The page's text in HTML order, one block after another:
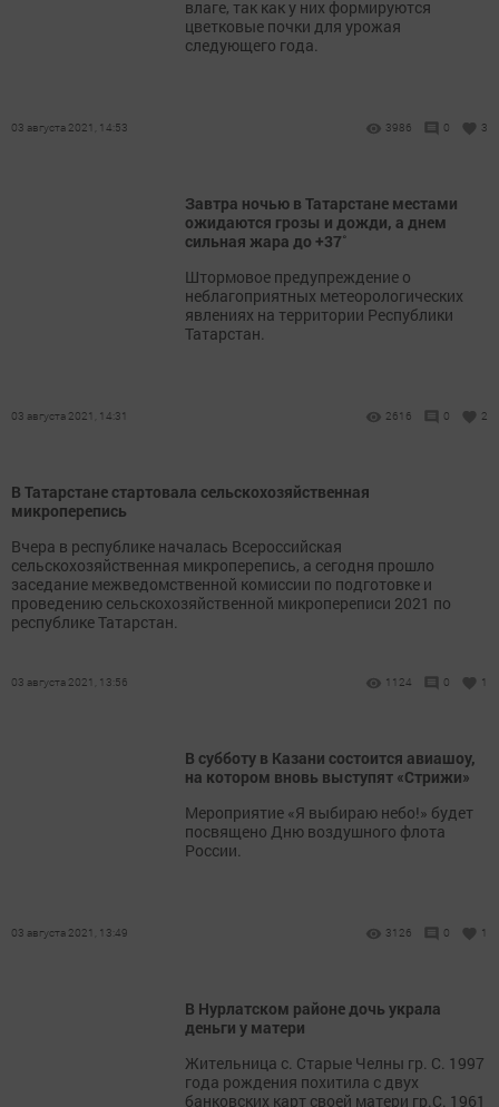
влаге, так как у них формируются
цветковые почки для урожая
следующего года.
03 августа 2021, 14:53 3986 0 3
Завтра ночью в Татарстане местами
ожидаются грозы и дожди, а днем
сильная жара до +37˚
Штормовое предупреждение о
неблагоприятных метеорологических
явлениях на территории Республики
Татарстан.
03 августа 2021, 14:31 2616 0 2
В Татарстане стартовала сельскохозяйственная
микроперепись
Вчера в республике началась Всероссийская
сельскохозяйственная микроперепись, а сегодня прошло
заседание межведомственной комиссии по подготовке и
проведению сельскохозяйственной микропереписи 2021 по
республике Татарстан.
03 августа 2021, 13:56 1124 0 1
В субботу в Казани состоится авиашоу,
на котором вновь выступят «Стрижи»
Мероприятие «Я выбираю небо!» будет
посвящено Дню воздушного флота
России.
03 августа 2021, 13:49 3126 0 1
В Нурлатском районе дочь украла
деньги у матери
Жительница с. Старые Челны гр. С. 1997
года рождения похитила с двух
банковских карт своей матери гр.С. 1961